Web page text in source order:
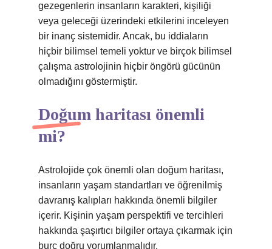
gezegenlerin insanların karakteri, kişiliği
veya geleceği üzerindeki etkilerini inceleyen
bir inanç sistemidir. Ancak, bu iddiaların
hiçbir bilimsel temeli yoktur ve birçok bilimsel
çalışma astrolojinin hiçbir öngörü gücünün
olmadığını göstermiştir.
Doğum haritası önemli
mi?
Astrolojide çok önemli olan doğum haritası,
insanların yaşam standartları ve öğrenilmiş
davranış kalıpları hakkında önemli bilgiler
içerir. Kişinin yaşam perspektifi ve tercihleri ​​
hakkında şaşırtıcı bilgiler ortaya çıkarmak için
burç doğru yorumlanmalıdır.